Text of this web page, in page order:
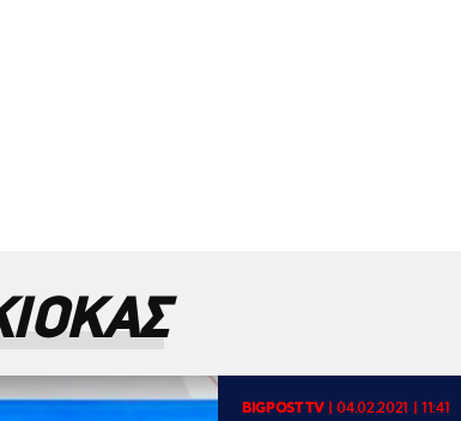
BIGPOST TV|04.02.2021 | 11:41